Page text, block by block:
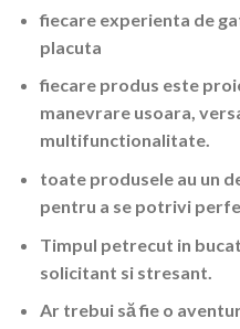
fiecare experienta de
placuta
fiecare produs este
manevrare usoara,
multifunctionalitate.
toate produsele au un
pentru a se potrivi
Timpul petrecut in
solicitant si stresant.
Ar trebui să fie o